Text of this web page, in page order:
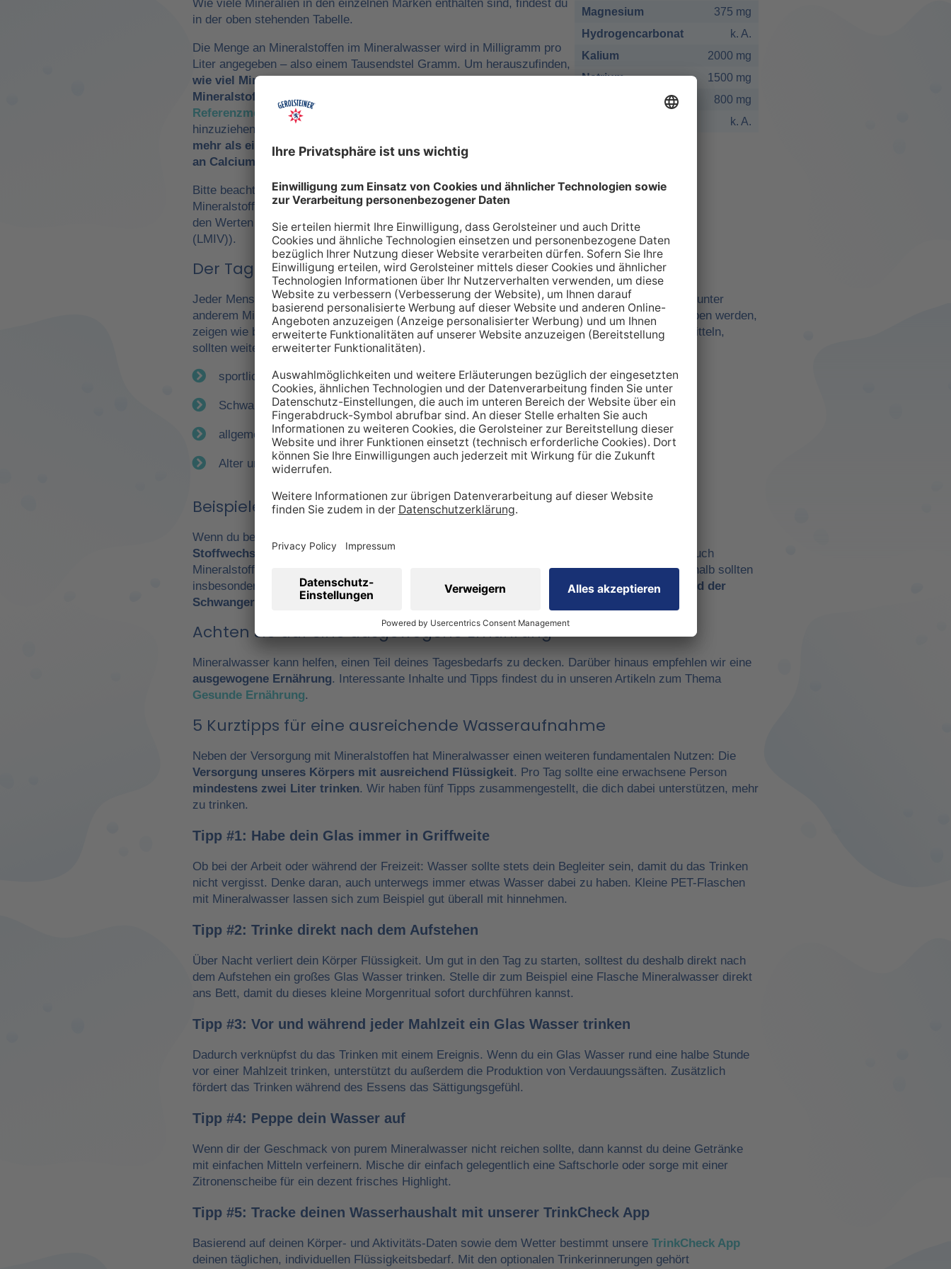
Wie viele Mineralien in den einzelnen Marken enthalten sind, findest du
in der oben stehenden Tabelle.
Die Menge an Mineralstoffen im Mineralwasser wird in Milligramm pro
Liter angegeben – also einem Tausendstel Gramm. Um herauszufinden,
wie viel Mineralwasser man für eine ausreichende
Mineralstoffzufuhrzu sich nehmen muss, kann man die
Referenzmengen für die tägliche Zufuhr von Mineralstoffen
hinzuziehen. So würde zum Beispiel
mehr als ein Drittel des empfohlenen Nährstoffbezugwerts (NRV)
an Calcium und Magnesium
Bitte beachte, dass es sich bei den Angaben in der Tabelle zu den
Mineralstoffen um Referenzwertehandelt. Wir orientieren uns dabei an
den Werten der Europäischen Union (EU-Verordnung Nr. 1169/2011
(LMIV)).
Magnesium
375 mg
Hydrogencarbonat
k. A.
Kalium
2000 mg
Natrium
1500 mg
800 mg
k. A.
Der Tagesbedarf an Mineralien – so individuell wie Sie selbst
Jeder Mensch hat einen individuellen Bedarf an Mineralstoffen, der über verschiedene Quellen, unter
anderem Mineralwasser, gedeckt werden kann. Die Inhaltsstoffe, die in unserer Tabelle angegeben werden,
zeigen wie bereits erwähnt lediglich einen Richtwert. Um den tatsächlichen Tagesbedarf zu ermitteln,
sollten weitere Faktoren miteinbezogen werden:
sportliche Betätigung
Schwangerschaft
allgemeiner Gesundheitszustand
Alter und Geschlecht
Beispiele für einen Mehrbedarf an Mineralstoffen
Wenn du beispielsweise viel
Stoffwechsel
. Daraus ergibt sich ein höherer Bedarf an Nährstoffen wie Vitaminen aber eben auch
Mineralstoffen. Gerade Natrium, Calcium oder Magnesium sind in diesem Kontext wichtig. Deshalb sollten
insbesondere Leistungssportler auf eine ausreichende Zufuhr achtgeben. Ebenso ist eswährend der
Schwangerschaft
wichtig, den veränderten Bedarf zu berücksichtigen.
Achten Sie auf eine ausgewogene Ernährung
Mineralwasser kann helfen, einen Teil deines Tagesbedarfs zu decken. Darüber hinaus empfehlen wir eine
ausgewogene Ernährung. Interessante Inhalte und Tipps findest du in unseren Artikeln zum Thema
Gesunde Ernährung.
5 Kurztipps für eine ausreichende Wasseraufnahme
Neben der Versorgung mit Mineralstoffen hat Mineralwasser einen weiteren fundamentalen Nutzen: Die
Versorgung unseres Körpers mit ausreichend Flüssigkeit. Pro Tag sollte eine erwachsene Person
mindestens zwei Liter trinken. Wir haben fünf Tipps zusammengestellt, die dich dabei unterstützen, mehr
zu trinken.
Tipp #1: Habe dein Glas immer in Griffweite
Ob bei der Arbeit oder während der Freizeit: Wasser sollte stets dein Begleiter sein, damit du das Trinken
nicht vergisst. Denke daran, auch unterwegs immer etwas Wasser dabei zu haben. Kleine PET-Flaschen
mit Mineralwasser lassen sich zum Beispiel gut überall mit hinnehmen.
Tipp #2: Trinke direkt nach dem Aufstehen
Über Nacht verliert dein Körper Flüssigkeit. Um gut in den Tag zu starten, solltest du deshalb direkt nach
dem Aufstehen ein großes Glas Wasser trinken. Stelle dir zum Beispiel eine Flasche Mineralwasser direkt
ans Bett, damit du dieses kleine Morgenritual sofort durchführen kannst.
Tipp #3: Vor und während jeder Mahlzeit ein Glas Wasser trinken
Dadurch verknüpfst du das Trinken mit einem Ereignis. Wenn du ein Glas Wasser rund eine halbe Stunde
vor einer Mahlzeit trinken, unterstützt du außerdem die Produktion von Verdauungssäften. Zusätzlich
fördert das Trinken während des Essens das Sättigungsgefühl.
Tipp #4: Peppe dein Wasser auf
Wenn dir der Geschmack von purem Mineralwasser nicht reichen sollte, dann kannst du deine Getränke
mit einfachen Mitteln verfeinern. Mische dir einfach gelegentlich eine Saftschorle oder sorge mit einer
Zitronenscheibe für ein dezent frisches Highlight.
Tipp #5: Tracke deinen Wasserhaushalt mit unserer TrinkCheck App
Basierend auf deinen Körper- und Aktivitäts-Daten sowie dem Wetter bestimmt unsere TrinkCheck App
deinen täglichen, individuellen Flüssigkeitsbedarf. Mit den optionalen Trinkerinnerungen gehört